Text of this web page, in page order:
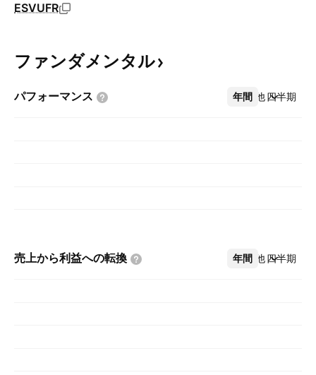
ESVUFR
ファンダメンタル
パフォーマンス 年間 四半期
その他
売上から利益への転換 年間 四半期
その他